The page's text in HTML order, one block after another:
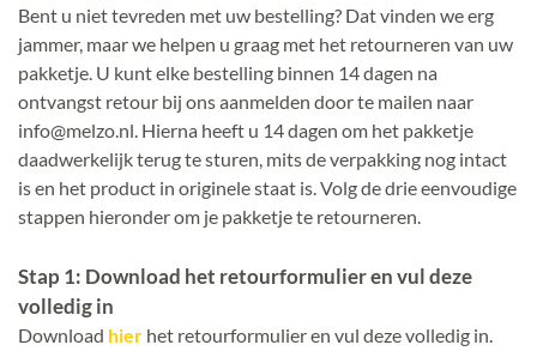
Bent u niet tevreden met uw bestelling? Dat vinden we erg
jammer, maar we helpen u graag met het retourneren van uw
pakketje. U kunt elke bestelling binnen 14 dagen na
ontvangst retour bij ons aanmelden door te mailen naar
info@melzo.nl. Hierna heeft u 14 dagen om het pakketje
daadwerkelijk terug te sturen, mits de verpakking nog intact
is en het product in originele staat is. Volg de drie eenvoudige
stappen hieronder om je pakketje te retourneren.
Stap 1: Download het retourformulier en vul deze
volledig in
Download hier het retourformulier en vul deze volledig in.